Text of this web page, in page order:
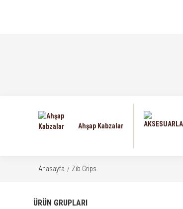
Ahşap Kabzalar
Anasayfa Zib Grips
ÜRÜN GRUPLARI